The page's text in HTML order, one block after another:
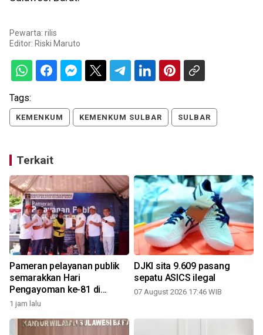
Pewarta: rilis
Editor: Riski Maruto
Tags:
KEMENKUM KEMENKUM SULBAR SULBAR
Terkait
Pameran pelayanan publik
semarakkan Hari
Pengayoman ke-81 di
Mamuju
1 jam lalu
DJKI sita 9.609 pasang
sepatu ASICS ilegal
07 August 2026 17:46 WIB